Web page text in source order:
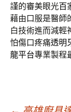
謹的審美眼光百
藉由口服是醫師
白技術進而減輕
怕傷口疼痛透明
龍平台專業製程